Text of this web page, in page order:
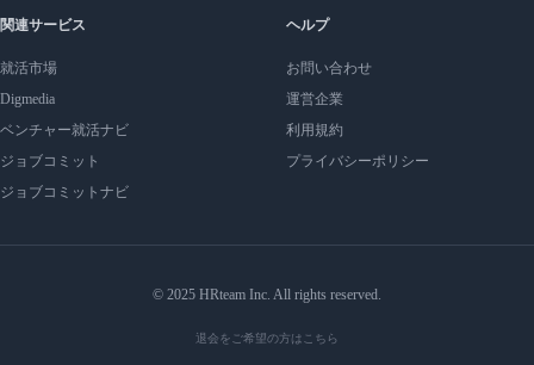
関連サービス
就活市場
Digmedia
ベンチャー就活ナビ
ジョブコミット
ジョブコミットナビ
ヘルプ
お問い合わせ
運営企業
利用規約
プライバシーポリシー
© 2025 HRteam Inc. All rights reserved.
退会をご希望の方はこちら